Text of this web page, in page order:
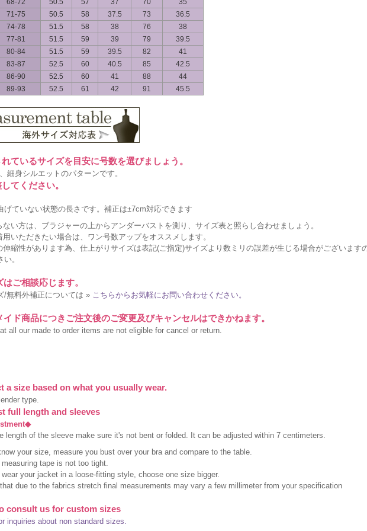
68-72 50.5 57 37 70
35
71-75 50.5 58 37.5 73
36.5
74-78 51.5 58 38 76
38
77-81 51.5 59 39 79
39.5
80-84 51.5 59 39.5 82
41
83-87 52.5 60 40.5 85
42.5
86-90 52.5 60 41 88
44
89-93 52.5 61 42 91 45.5
ているサイズを目安に号数を選びましょう。
細身シルエットのパターンです。
てください。
げていない状態の長さです。補正は±7cm対応できます
ない方は、ブラジャーの上からアンダーバストを測り、サイズ表と照らし合わせましょう。
用いただきたい場合は、ワン号数アップをオススメします。
伸縮性があります為、仕上がりサイズは表記(ご指定)サイズより数ミリの誤差が生じる場合がございます
。
ご相談応じます。
/無料外補正については » こちらからお気軽にお問い合わせください。
ド商品につきご注文後のご変更及びキャンセルはできかねます。
all our made to order items are not eligible for cancel or return.
a size based on what you usually wear.
type.
full length and sleeves
length of the sleeve make sure it's not bent or folded. It can be adjusted within 7 centimeters.
your size, measure you bust over your bra and compare to the table.
tape is not too tight.
wear your jacket in a loose-fitting style, choose one size bigger.
due to the fabrics stretch final measurements may vary a few millimeter from your specification
consult us for custom sizes
inquiries about non standard sizes.